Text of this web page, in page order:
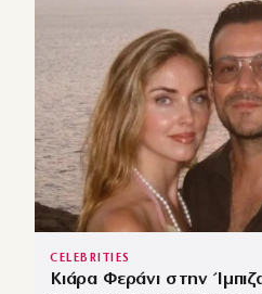
CELEBRITIES
Κιάρα Φεράνι στην